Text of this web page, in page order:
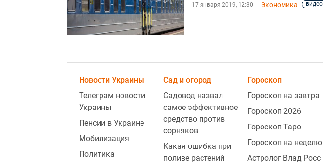
17 января 2019, 12:30 Экономика видео
Новости Украины
Телеграм новости
Украины
Пенсии в Украине
Мобилизация
Политика
Сад и огород
Садовод назвал
самое эффективное
средство против
сорняков
Какая ошибка при
поливе растений
Гороскоп
Гороскоп на завтра
Гороскоп 2026
Гороскоп Таро
Гороскоп на неделю
Астролог Влад Росс